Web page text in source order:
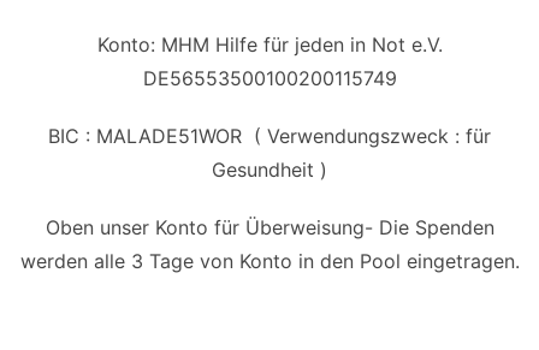
Konto: MHM Hilfe für jeden in Not e.V.
DE56553500100200115749
BIC : MALADE51WOR ( Verwendungszweck : für
Gesundheit )
Oben unser Konto für Überweisung- Die Spenden
werden alle 3 Tage von Konto in den Pool eingetragen.